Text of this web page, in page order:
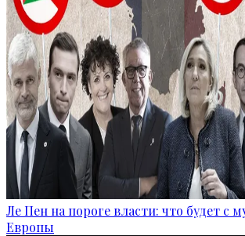
Ле Пен на пороге власти: что будет с
Европы